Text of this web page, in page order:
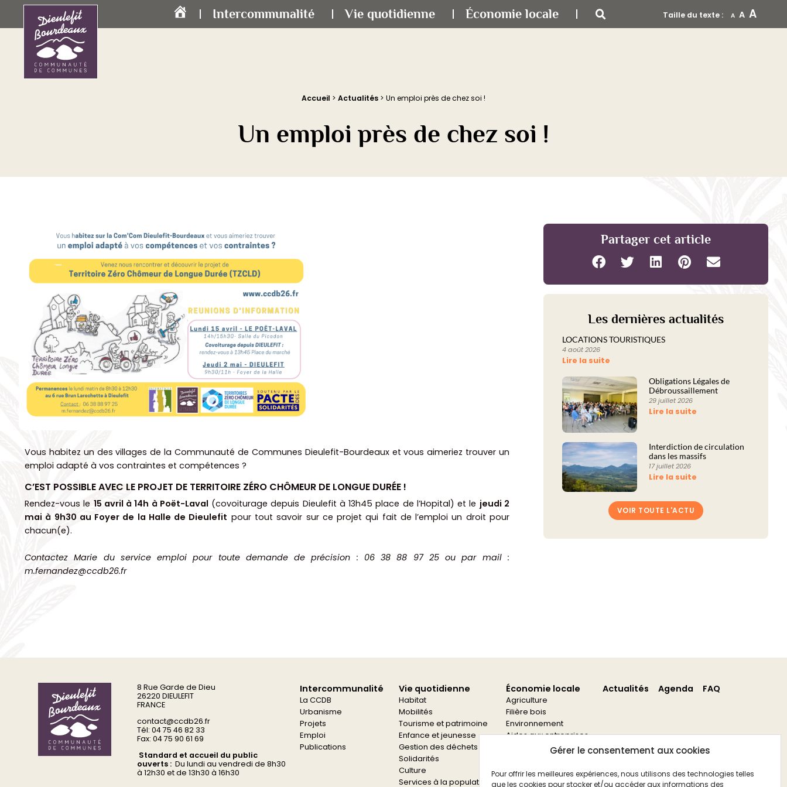
Gérer le consentement aux cookies
Pour offrir les meilleures expériences, nous utilisons des technologies telles
que les cookies pour stocker et/ou accéder aux informations des
Accueil Intercommunalité Vie quotidienne Économie locale Taille du texte : A A A
Accueil > Actualités > Un emploi près de chez soi !
Un emploi près de chez soi !
Vous habitez un des villages de la Communauté de Communes Dieulefit-Bourdeaux et vous aimeriez trouver un
emploi adapté à vos contraintes et compétences ?
C’EST POSSIBLE AVEC LE PROJET DE TERRITOIRE ZÉRO CHÔMEUR DE LONGUE DURÉE !
Rendez-vous le 15 avril à 14h à Poët-Laval (covoiturage depuis Dieulefit à 13h45 place de l’Hopital) et le jeudi 2
mai à 9h30 au Foyer de la Halle de Dieulefit pour tout savoir sur ce projet qui fait de l’emploi un droit pour
chacun(e).
Contactez Marie du service emploi pour toute demande de précision : 06 38 88 97 25 ou par mail :
m.fernandez@ccdb26.fr
Partager cet article
Les dernières actualités
LOCATIONS TOURISTIQUES
4 août 2026
Lire la suite
Obligations Légales de
Débroussaillement
29 juillet 2026
Lire la suite
Interdiction de circulation
dans les massifs
17 juillet 2026
Lire la suite
VOIR TOUTE L'ACTU
8 Rue Garde de Dieu
26220 DIEULEFIT
FRANCE
contact@ccdb26.fr
Tél: 04 75 46 82 33
Fax: 04 75 90 61 69
Standard et accueil du public
ouverts :Du lundi au vendredi de 8h30
à 12h30 et de 13h30 à 16h30
Intercommunalité
La CCDB
Urbanisme
Projets
Emploi
Publications
Vie quotidienne
Habitat
Mobilités
Tourisme et patrimoine
Enfance et jeunesse
Gestion des déchets
Solidarités
Culture
Services à la population
Économie locale
Agriculture
Filière bois
Environnement
Aides aux entreprises
Aides aux associations
Actualités Agenda FAQ